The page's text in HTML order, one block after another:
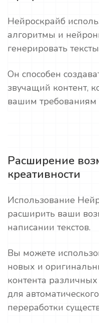
Нейроскрайб
алгоритмы и
генерировать
Он способен
звучащий контент,
вашим требованиям
Расширение
креативности
Использование
расширить ваши
написании текстов.
Вы можете
новых и
контента
для
переработки